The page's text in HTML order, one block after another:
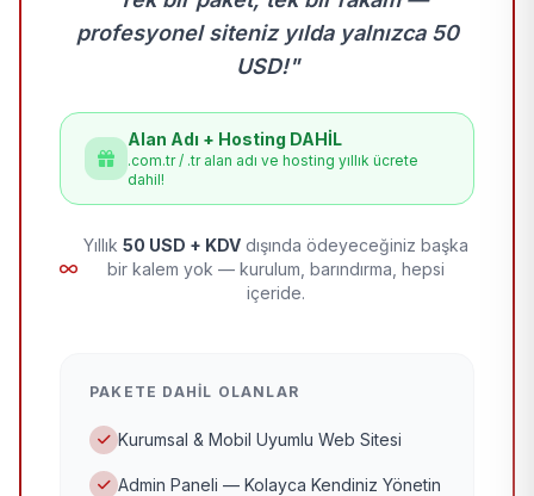
profesyonel siteniz yılda yalnızca 50
USD!"
Alan Adı + Hosting DAHİL
.com.tr / .tr alan adı ve hosting yıllık ücrete
dahil!
Yıllık 50 USD + KDV dışında ödeyeceğiniz başka
bir kalem yok — kurulum, barındırma, hepsi
içeride.
PAKETE DAHIL OLANLAR
Kurumsal & Mobil Uyumlu Web Sitesi
Admin Paneli — Kolayca Kendiniz Yönetin